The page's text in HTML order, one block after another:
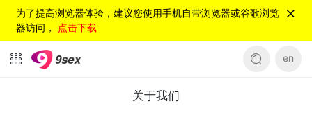
为了提高浏览器体验，建议您使用手机自带浏览器或谷歌浏览
器访问， 点击下载
en
关于我们